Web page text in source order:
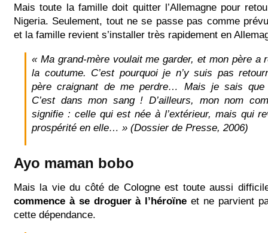
Mais toute la famille doit quitter l’Allemagne pour
Nigeria. Seulement, tout ne se passe pas comme
et la famille revient s’installer très rapidement en
« Ma grand-mère voulait me garder, et mon père a
la coutume. C’est pourquoi je n’y suis pas
père craignant de me perdre… Mais je sais que
C’est dans mon sang ! D’ailleurs, mon nom
signifie : celle qui est née à l’extérieur, mais qui
prospérité en elle… » (Dossier de Presse, 2006)
Ayo maman bobo
Mais la vie du côté de Cologne est toute aussi
commence à se droguer à l’héroïne et ne parvient
cette dépendance.